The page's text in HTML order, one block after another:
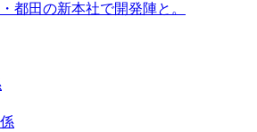
都田の新本社で開発陣と。